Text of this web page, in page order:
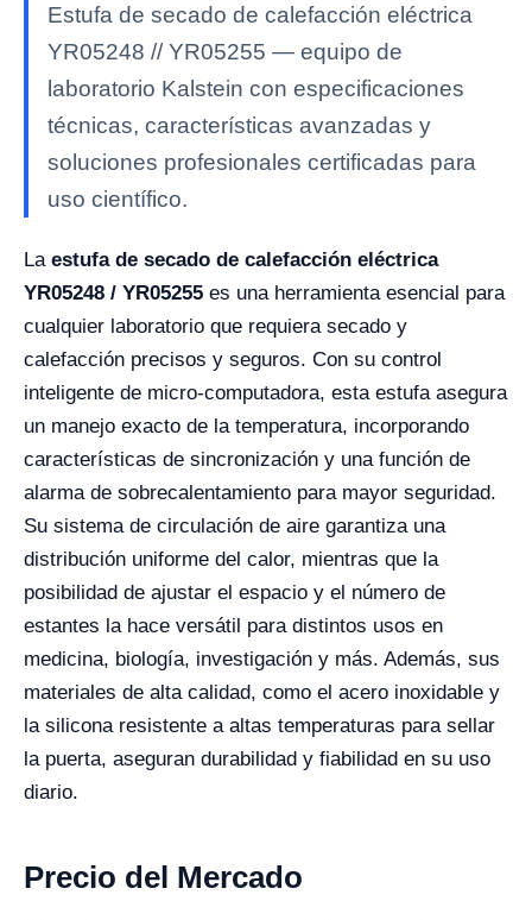
Estufa de secado de calefacción eléctrica
YR05248 // YR05255 — equipo de
laboratorio Kalstein con especificaciones
técnicas, características avanzadas y
soluciones profesionales certificadas para
uso científico.
La estufa de secado de calefacción eléctrica
YR05248 / YR05255 es una herramienta esencial para
cualquier laboratorio que requiera secado y
calefacción precisos y seguros. Con su control
inteligente de micro-computadora, esta estufa asegura
un manejo exacto de la temperatura, incorporando
características de sincronización y una función de
alarma de sobrecalentamiento para mayor seguridad.
Su sistema de circulación de aire garantiza una
distribución uniforme del calor, mientras que la
posibilidad de ajustar el espacio y el número de
estantes la hace versátil para distintos usos en
medicina, biología, investigación y más. Además, sus
materiales de alta calidad, como el acero inoxidable y
la silicona resistente a altas temperaturas para sellar
la puerta, aseguran durabilidad y fiabilidad en su uso
diario.
Precio del Mercado